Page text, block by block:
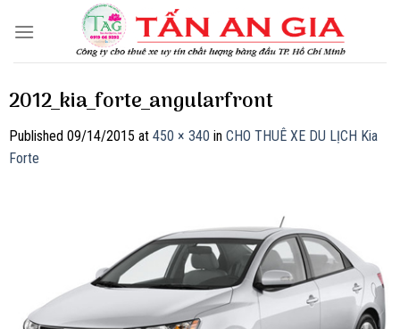
2012_kia_forte_angularfront
Published 09/14/2015 at 450 × 340 in CHO THUÊ XE DU LỊCH Kia
Forte